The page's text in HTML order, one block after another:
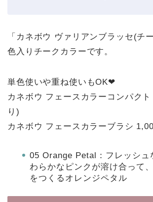
「カネボウ ヴァリアンブラッセ(チ
色入りチークカラーです。
単色使いや重ね使いもOK❤
カネボウ フェースカラーコンパク
り)
カネボウ フェースカラーブラシ
05 Orange Petal：フレッシュ
わらかなピンクが溶け合って
をつくるオレンジペタル